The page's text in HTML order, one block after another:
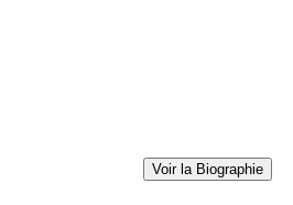
Voir la Biographie